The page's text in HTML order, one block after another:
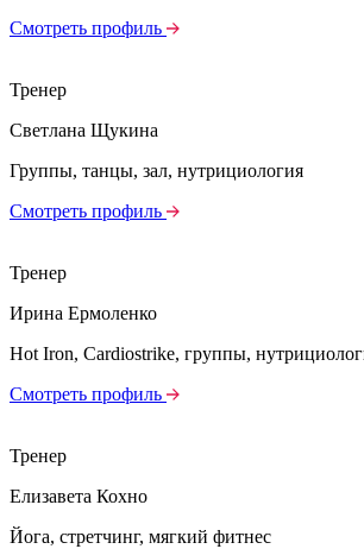
Смотреть профиль
Тренер
Светлана Щукина
Группы, танцы, зал, нутрициология
Смотреть профиль
Тренер
Ирина Ермоленко
Hot Iron, Cardiostrike, группы,
Смотреть профиль
Тренер
Елизавета Кохно
Йога, стретчинг, мягкий фитнес